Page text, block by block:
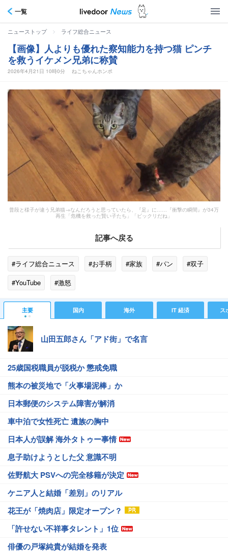
一覧
ニューストップ > ライフ総合ニュース
【画像】人よりも優れた察知能力を持つ猫 ピンチ
を救うイケメン兄弟に称賛
2026年4月21日 10時0分 ねこちゃんホンポ
普段と様子が違う兄弟猫→なんだろうと思っていたら、『足』に……『衝撃の瞬間』が34万
再生「危機を救った賢い子たち」「ビックリだね」
記事へ戻る
#ライフ総合ニュース #お手柄 #家族 #パン
#双子
#YouTube
#激怒
主要 国内 海外 IT 経済 ス
山田五郎さん「アド街」で名言
25歳国税職員が脱税か 懲戒免職
熊本の被災地で「火事場泥棒」か
日本郵便のシステム障害が解消
車中泊で女性死亡 遺族の胸中
日本人が誤解 海外タトゥー事情
息子助けようとした父 意識不明
佐野航大 PSVへの完全移籍が決定
ケニア人と結婚「差別」のリアル
花王が「焼肉店」限定オープン？
「許せない不祥事タレント」1位
俳優の戸塚純貴が結婚を発表